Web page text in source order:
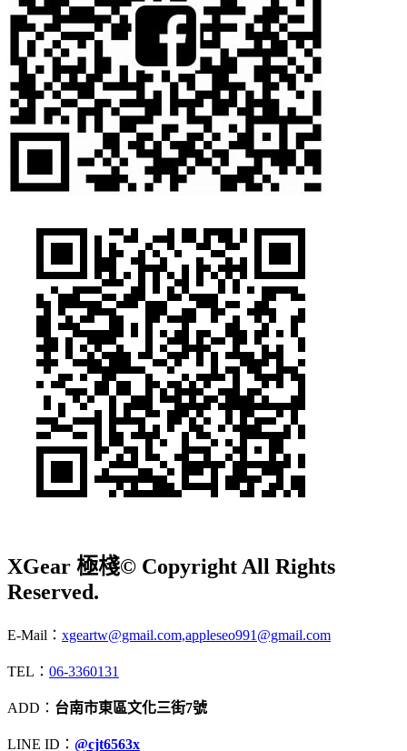
XGear 極棧© Copyright All Rights
Reserved.
E-Mail： xgeartw@gmail.com,appleseo991@gmail.com
TEL： 06-3360131
ADD： 台南市東區文化三街7號
LINE ID： @cjt6563x